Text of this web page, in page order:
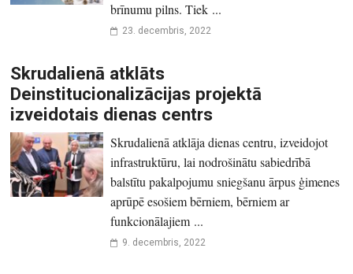
brīnumu pilns. Tiek ...
23. decembris, 2022
Skrudalienā atklāts
Deinstitucionalizācijas projektā
izveidotais dienas centrs
Skrudalienā atklāja dienas centru, izveidojot
infrastruktūru, lai nodrošinātu sabiedrībā
balstītu pakalpojumu sniegšanu ārpus ģimenes
aprūpē esošiem bērniem, bērniem ar
funkcionālajiem ...
9. decembris, 2022